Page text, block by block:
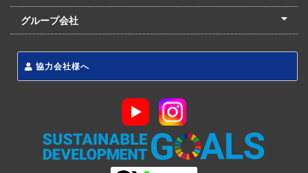
LSS流動化処理工法
CSR・SDGs・GX
発電事業
次世代ZEBオフィス
グループ会社
協力会社様へ